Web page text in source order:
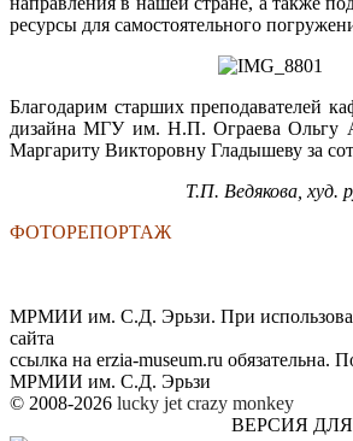
ресурсы для самостоятельного
Благодарим старших преподавателей
дизайна МГУ им. Н.П. Ограева Ольгу
Маргариту Викторовну Гладышеву за
Т.П. Ведякова, худ.
ФОТОРЕПОРТАЖ
МРМИИ им. С.Д. Эрьзи. При
сайта
ссылка на erzia-museum.ru обязательна.
МРМИИ им. С.Д. Эрьзи
© 2008-2026 lucky jet crazy monkey
ВЕРСИЯ